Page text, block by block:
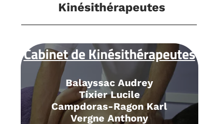
Kinésithérapeutes
Cabinet de Kinésithérapeutes
Balayssac Audrey
Tixier Lucile
Campdoras-Ragon Karl
Vergne Anthony